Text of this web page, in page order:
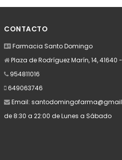
CONTACTO
Farmacia Santo Domingo
Plaza de Rodríguez Marín, 14, 41640
954811016
649063746
Email:
de 8:30 a 22:00 de Lunes a Sábado